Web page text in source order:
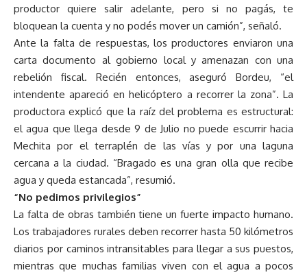
productor quiere salir adelante, pero si no pagás, te
bloquean la cuenta y no podés mover un camión”, señaló.
Ante la falta de respuestas, los productores enviaron una
carta documento al gobierno local y amenazan con una
rebelión fiscal. Recién entonces, aseguró Bordeu, “el
intendente apareció en helicóptero a recorrer la zona”. La
productora explicó que la raíz del problema es estructural:
el agua que llega desde 9 de Julio no puede escurrir hacia
Mechita por el terraplén de las vías y por una laguna
cercana a la ciudad. “Bragado es una gran olla que recibe
agua y queda estancada”, resumió.
“No pedimos privilegios”
La falta de obras también tiene un fuerte impacto humano.
Los trabajadores rurales deben recorrer hasta 50 kilómetros
diarios por caminos intransitables para llegar a sus puestos,
mientras que muchas familias viven con el agua a pocos